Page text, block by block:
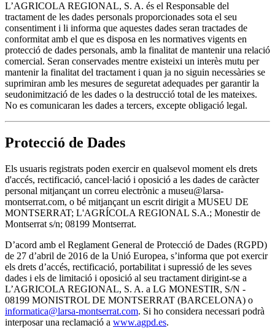
L’AGRICOLA REGIONAL, S. A. és el Responsable del
tractament de les dades personals proporcionades sota el seu
consentiment i li informa que aquestes dades seran tractades de
conformitat amb el que es disposa en les normatives vigents en
protecció de dades personals, amb la finalitat de mantenir una relació
comercial. Seran conservades mentre existeixi un interès mutu per
mantenir la finalitat del tractament i quan ja no siguin necessàries se
suprimiran amb les mesures de seguretat adequades per garantir la
seudonimització de les dades o la destrucció total de les mateixes.
No es comunicaran les dades a tercers, excepte obligació legal.
Protecció de Dades
Els usuaris registrats poden exercir en qualsevol moment els drets
d'accés, rectificació, cancel·lació i oposició a les dades de caràcter
personal mitjançant un correu electrònic a museu@larsa-
montserrat.com, o bé mitjançant un escrit dirigit a MUSEU DE
MONTSERRAT; L'AGRÍCOLA REGIONAL S.A.; Monestir de
Montserrat s/n; 08199 Montserrat.
D’acord amb el Reglament General de Protecció de Dades (RGPD)
de 27 d’abril de 2016 de la Unió Europea, s’informa que pot exercir
els drets d’accés, rectificació, portabilitat i supressió de les seves
dades i els de limitació i oposició al seu tractament dirigint-se a
L’AGRICOLA REGIONAL, S. A. a LG MONESTIR, S/N -
08199 MONISTROL DE MONTSERRAT (BARCELONA) o
informatica@larsa-montserrat.com. Si ho considera necessari podrà
interposar una reclamació a www.agpd.es.